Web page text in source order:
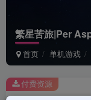
繁星苦旅|Per
首页 单机游戏
付费资源